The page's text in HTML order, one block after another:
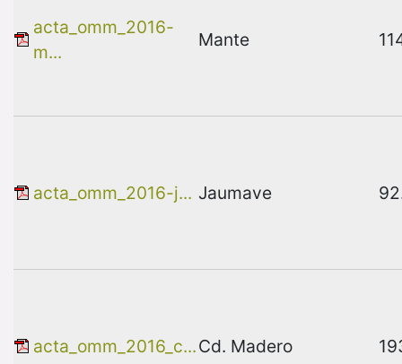
acta_omm_2016-
m...
Mante
acta_omm_2016-j... Jaumave
acta_omm_2016_c...Cd. Madero